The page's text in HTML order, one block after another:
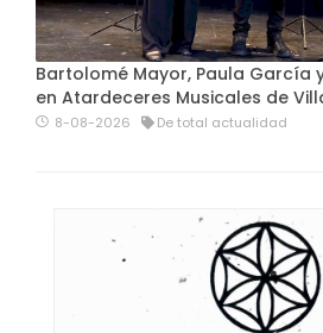
Bartolomé Mayor, Paula García
en Atardeceres Musicales de
8-08-2026 De total actualidad